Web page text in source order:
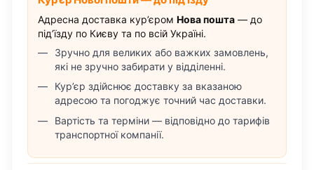
Адресна доставка кур’єром Нова пошта — до
під’їзду по Києву та по всій Україні.
Зручно для великих або важких замовлень,
які не зручно забирати у відділенні.
Кур’єр здійснює доставку за вказаною
адресою та погоджує точний час доставки.
Вартість та терміни — відповідно до тарифів
транспортної компанії.